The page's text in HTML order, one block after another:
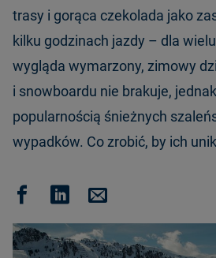
trasy i gorąca czekolada jako
kilku godzinach jazdy – dla
wygląda wymarzony, zimowy
i snowboardu nie brakuje,
popularnością śnieżnych
wypadków. Co zrobić, by ich